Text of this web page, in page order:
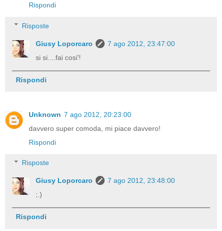
Rispondi
Risposte
Giusy Loporcaro
7 ago 2012, 23:47:00
si si....fai cosi'!
Rispondi
Unknown 7 ago 2012, 20:23:00
davvero super comoda, mi piace davvero!
Rispondi
Risposte
Giusy Loporcaro
7 ago 2012, 23:48:00
;.)
Rispondi